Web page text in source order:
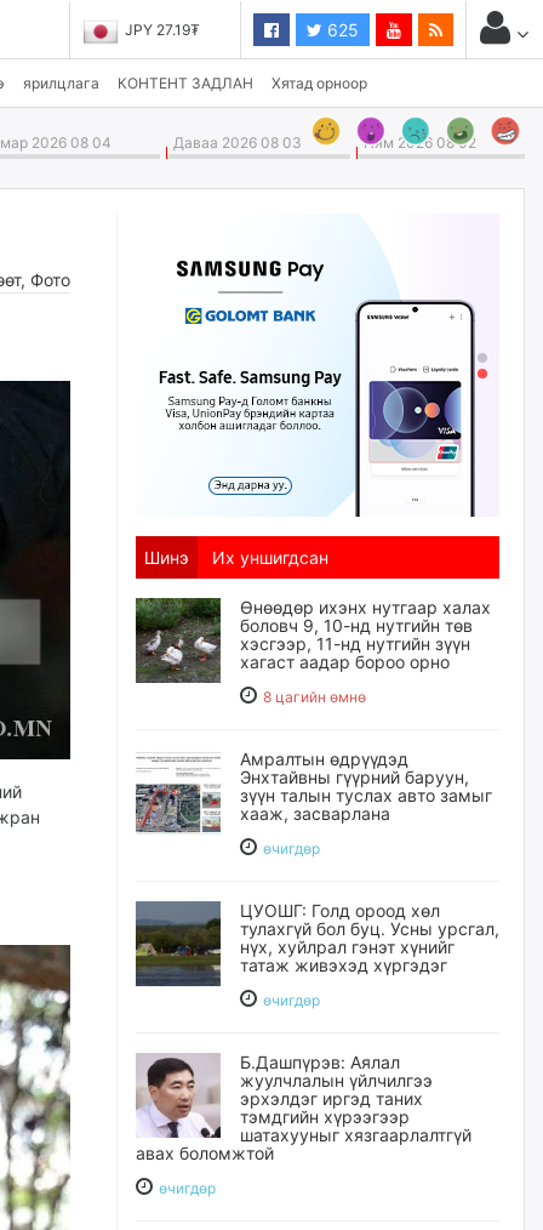
JPY 27.19₮ CHF 3,824.26₮
625
ярилцлага КОНТЕНТ ЗАДЛАН Хятад орноор
2026 08 04 Даваа 2026 08 03 Ням 2026 08 02
, Фото
Шинэ Их уншигдсан
Өнөөдөр ихэнх нутгаар халах
боловч 9, 10-нд нутгийн төв
хэсгээр, 11-нд нутгийн зүүн
хагаст аадар бороо орно
8 цагийн өмнө
Амралтын өдрүүдэд
Энхтайвны гүүрний баруун,
зүүн талын туслах авто замыг
хааж, засварлана
өчигдѳр
ЦУОШГ: Голд ороод хөл
тулахгүй бол буц. Усны урсгал,
нүх, хуйлрал гэнэт хүнийг
татаж живэхэд хүргэдэг
өчигдѳр
Б.Дашпүрэв: Аялал
жуулчлалын үйлчилгээ
эрхэлдэг иргэд таних
тэмдгийн хүрээгээр
шатахууныг хязгаарлалтгүй
авах боломжтой
өчигдѳр